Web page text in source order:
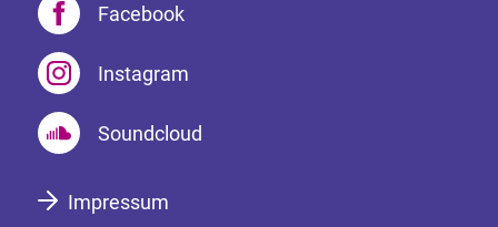
Facebook
Instagram
Soundcloud
Impressum